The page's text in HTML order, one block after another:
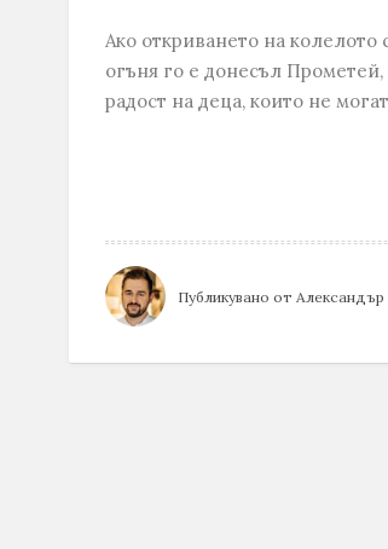
Ако откриването на
огъня го е донесъл
радост на деца, които не
Публикувано от